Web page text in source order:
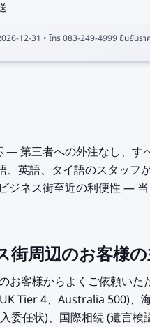
12-31 • โทร 083-249-4999 ยืนยันรา
— 第三者への外注なし、
英語、タイ語のスタッフ
ジネス街至近の利便性 —
街周辺のお客様
お客様からよくご依頼い
Tier 4、Australia 500)、
委任状)、国際相続 (遺言